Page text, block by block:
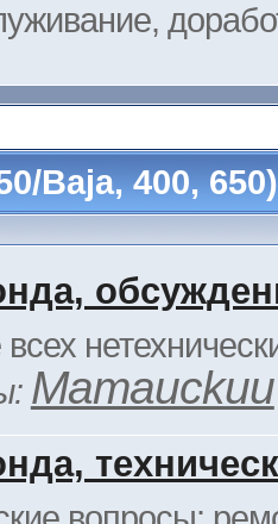
Baja, 400,
Mamauckuu